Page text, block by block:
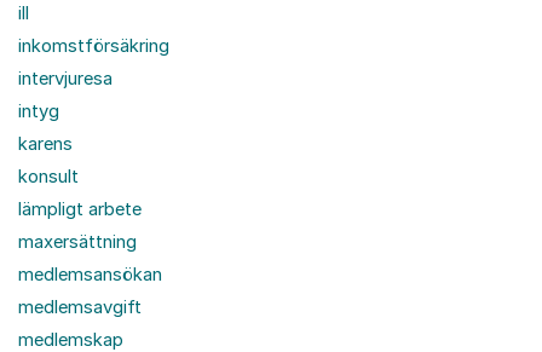
ill
inkomstförsäkring
intervjuresa
intyg
karens
konsult
lämpligt arbete
maxersättning
medlemsansökan
medlemsavgift
medlemskap